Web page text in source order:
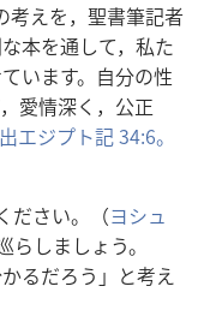
考えを， 聖書筆記者
な本を通して， 私た
います。 自分の性
愛情深く， 公正
出エジプト記34:6。
ださい。（ヨシュ
らしましょう。
かるだろう」と考え